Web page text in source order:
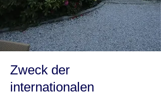
Zweck der
internationalen